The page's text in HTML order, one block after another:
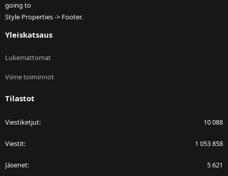
going to
Style Properties -> Footer.
Yleiskatsaus
Lukemattomat
Viime toiminnot
Tilastot
Viestiketjut 10 088
Viestit 1 053 858
Jäsenet 5 621